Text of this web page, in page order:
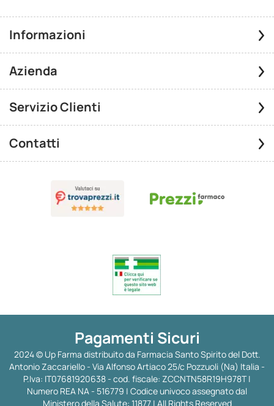
Informazioni
Azienda
Servizio Clienti
Contatti
Pagamenti Sicuri
2024 © Up Farma distribuito da Farmacia Santo Spirito del Dott.
Antonio Zaccariello - Via Alfonso Artiaco 25/c Pozzuoli (Na) Italia -
P.Iva: IT07681920638 - cod. fiscale: ZCCNTN58R19H978T |
Numero REA NA - 516779 | Codice univoco assegnato dal
Ministero della Salute: 11877 | All Rights Reserved